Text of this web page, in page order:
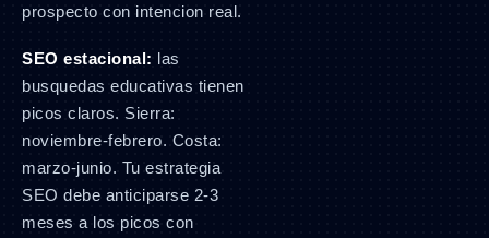
prospecto con intencion real.
SEO estacional: las
busquedas educativas tienen
picos claros. Sierra:
noviembre-febrero. Costa:
marzo-junio. Tu estrategia
SEO debe anticiparse 2-3
meses a los picos con